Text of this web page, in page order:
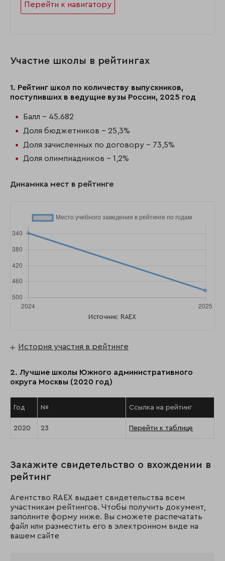
Перейти к навигатору
Участие школы в рейтингах
1. Рейтинг школ по количеству выпускников,
поступивших в ведущие вузы России, 2025 год
Балл - 45.682
Доля бюджетников - 25,3%
Доля зачисленных по договору - 73,5%
Доля олимпиадников - 1,2%
Динамика мест в рейтинге
Источник: RAEX
История участия в рейтинге
2. Лучшие школы Южного административного
округа Москвы (2020 год)
Год № Ссылка на рейтинг
2020 23 Перейти к таблице
Закажите свидетельство о вхождении в
рейтинг
Агентство RAEX выдаёт свидетельства всем
участникам рейтингов. Чтобы получить документ,
заполните форму ниже. Вы сможете распечатать
файл или разместить его в электронном виде на
вашем сайте